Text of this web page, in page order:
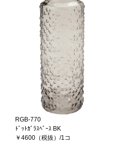
RGB-770
ﾄﾞｯﾄｶﾞﾗｽﾍﾞｰｽ BK
￥4600（税抜）/1コ